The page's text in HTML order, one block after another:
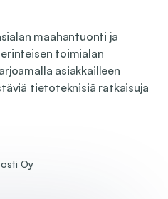
maahantuonti ja
toimialan
asiakkailleen
tietoteknisiä ratkaisuja
Oy